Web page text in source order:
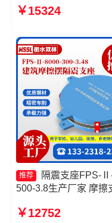
3.48 摩擦摆隔震支座
摆隔震支座FPSII-
3.48
￥15324
推荐
隔震支座FPS-
500-3.8生产厂家 摩擦
3000-350-3.81厂家 摩
￥12752